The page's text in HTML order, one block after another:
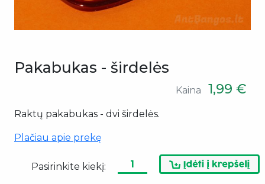
Pakabukas - širdelės
Kaina 1,99 €
Raktų pakabukas - dvi širdelės.
Plačiau apie prekę
Pasirinkite kiekį: